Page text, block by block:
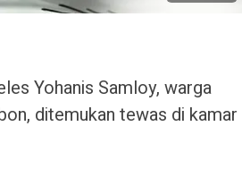
Yohanis Samloy, warga
ditemukan tewas di kamar